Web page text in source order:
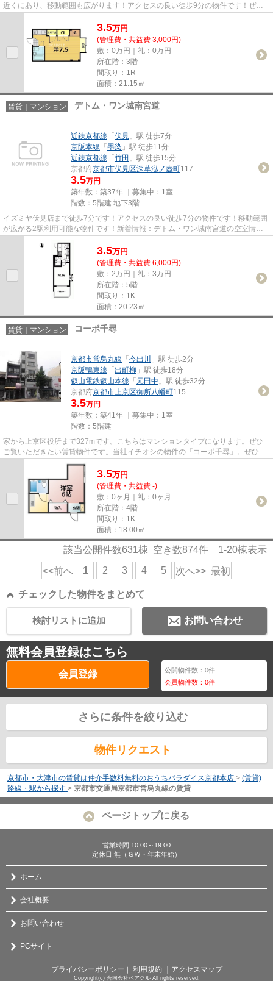
近くにあり、移動範囲も広がります！アクセスの良い徒歩9分の物件です！ぜひ
3.5万円
(管理費・共益費 3,000円)
敷：0万円｜礼：0万円
所在階：3階
間取り：1R
面積：21.15㎡
賃貸｜マンション デトム・ワン城南宮道
近鉄京都線 「 伏見 」駅 徒歩7分
京阪本線 「 墨染 」駅 徒歩11分
近鉄京都線 「 竹田 」駅 徒歩15分
京都府京都市伏見区深草泓ノ壺町117
3.5万円
築年数：築37年 ｜募集中： 1室
階数：5階建 地下3階
イズミヤ伏見店まで徒歩7分です！アクセスの良い徒歩7分の物件です！移動範囲
が広がる2駅利用可能な物件です！新着情報：デトム・ワン城南宮道の空室情報
3.5万円
(管理費・共益費 6,000円)
敷：2万円｜礼：3万円
所在階：5階
間取り：1K
面積：20.23㎡
賃貸｜マンション コーポ千尋
京都市営烏丸線 「 今出川
」駅 徒歩2分
京阪鴨東線 「 出町柳 」駅 徒歩18分
叡山電鉄叡山本線 「 元田中 」駅 徒歩32分
京都府京都市上京区御所八幡町115
3.5万円
築年数：築41年 ｜募集中： 1室
階数：5階建
家から上京区役所まで327mです。こちらはマンションタイプになります。ぜひ
ご覧いただきたい賃貸物件です。当社イチオシの物件の「コーポ千尋」。ぜひ一
度ご覧ください。京都市上京区...
3.5万円
(管理費・共益費 -)
敷：0ヶ月｜礼：0ヶ月
所在階：4階
間取り：1K
面積：18.00㎡
該当公開件数631棟 空き数874件 1-20棟表示
<<前へ 1 2 3 4 5 次へ>> 最初
チェックした物件をまとめて
お問い合わせ
検討リストに追加
無料会員登録はこちら
会員登録 公開物件数：0件
会員物件数：0件
さらに条件を絞り込む
物件リクエスト
京都市・大津市の賃貸は仲介手数料無料のおうちパラダイス京都本店 > (賃貸)
路線・駅から探す > 京都市交通局京都市営烏丸線の賃貸
ページトップに戻る
営業時間:10:00～19:00
定休日:無（ＧＷ・年末年始）
ホーム
会社概要
お問い合わせ
PCサイト
プライバシーポリシー ｜ 利用規約 ｜アクセスマップ
Copyright(c) 合同会社ベアクル All rights reserved.